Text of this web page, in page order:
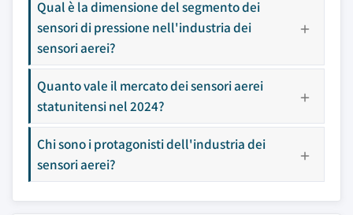
Qual è la dimensione del segmento dei
sensori di pressione nell'industria dei
sensori aerei?
Quanto vale il mercato dei sensori aerei
statunitensi nel 2024?
Chi sono i protagonisti dell'industria dei
sensori aerei?